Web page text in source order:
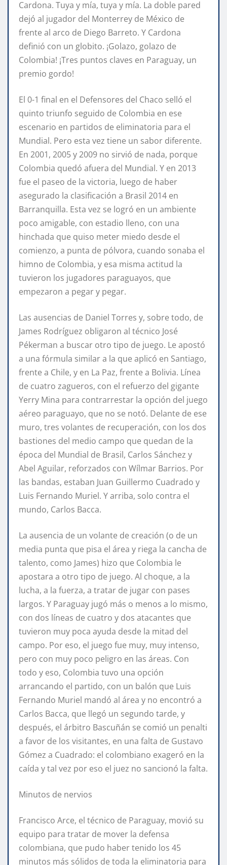
Cardona. Tuya y mía, tuya y mía. La doble pared
dejó al jugador del Monterrey de México de
frente al arco de Diego Barreto. Y Cardona
definió con un globito. ¡Golazo, golazo de
Colombia! ¡Tres puntos claves en Paraguay, un
premio gordo!
El 0-1 final en el Defensores del Chaco selló el
quinto triunfo seguido de Colombia en ese
escenario en partidos de eliminatoria para el
Mundial. Pero esta vez tiene un sabor diferente.
En 2001, 2005 y 2009 no sirvió de nada, porque
Colombia quedó afuera del Mundial. Y en 2013
fue el paseo de la victoria, luego de haber
asegurado la clasificación a Brasil 2014 en
Barranquilla. Esta vez se logró en un ambiente
poco amigable, con estadio lleno, con una
hinchada que quiso meter miedo desde el
comienzo, a punta de pólvora, cuando sonaba el
himno de Colombia, y esa misma actitud la
tuvieron los jugadores paraguayos, que
empezaron a pegar y pegar.
Las ausencias de Daniel Torres y, sobre todo, de
James Rodríguez obligaron al técnico José
Pékerman a buscar otro tipo de juego. Le apostó
a una fórmula similar a la que aplicó en Santiago,
frente a Chile, y en La Paz, frente a Bolivia. Línea
de cuatro zagueros, con el refuerzo del gigante
Yerry Mina para contrarrestar la opción del juego
aéreo paraguayo, que no se notó. Delante de ese
muro, tres volantes de recuperación, con los dos
bastiones del medio campo que quedan de la
época del Mundial de Brasil, Carlos Sánchez y
Abel Aguilar, reforzados con Wílmar Barrios. Por
las bandas, estaban Juan Guillermo Cuadrado y
Luis Fernando Muriel. Y arriba, solo contra el
mundo, Carlos Bacca.
La ausencia de un volante de creación (o de un
media punta que pisa el área y riega la cancha de
talento, como James) hizo que Colombia le
apostara a otro tipo de juego. Al choque, a la
lucha, a la fuerza, a tratar de jugar con pases
largos. Y Paraguay jugó más o menos a lo mismo,
con dos líneas de cuatro y dos atacantes que
tuvieron muy poca ayuda desde la mitad del
campo. Por eso, el juego fue muy, muy intenso,
pero con muy poco peligro en las áreas. Con
todo y eso, Colombia tuvo una opción
arrancando el partido, con un balón que Luis
Fernando Muriel mandó al área y no encontró a
Carlos Bacca, que llegó un segundo tarde, y
después, el árbitro Bascuñán se comió un penalti
a favor de los visitantes, en una falta de Gustavo
Gómez a Cuadrado: el colombiano exageró en la
caída y tal vez por eso el juez no sancionó la falta.
Minutos de nervios
Francisco Arce, el técnico de Paraguay, movió su
equipo para tratar de mover la defensa
colombiana, que pudo haber tenido los 45
minutos más sólidos de toda la eliminatoria para